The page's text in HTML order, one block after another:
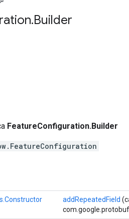
.Builder
FeatureConfiguration.Builder
addRepeatedField